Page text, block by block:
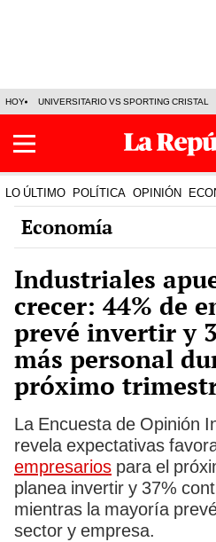
HOY UNIVERSITARIO VS SPORTING CRISTAL
LO ÚLTIMO POLÍTICA OPINIÓN
Economía
Industriales
crecer: 44% de
prevé invertir y
más personal
próximo
La Encuesta de Opinión
revela expectativas
empresarios para el
planea invertir y 37%
mientras la mayoría
sector y empresa.